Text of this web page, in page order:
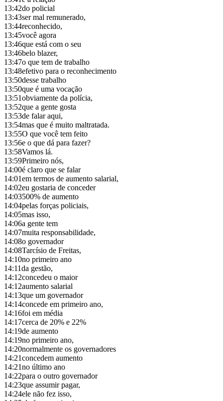
13:42do policial
13:43ser mal remunerado,
13:44reconhecido,
13:45você agora
13:46que está com o seu
13:46belo blazer,
13:47o que tem de trabalho
13:48efetivo para o reconhecimento
13:50desse trabalho
13:50que é uma vocação
13:51obviamente da polícia,
13:52que a gente gosta
13:53de falar aqui,
13:54mas que é muito maltratada.
13:55O que você tem feito
13:56e o que dá para fazer?
13:58Vamos lá.
13:59Primeiro nós,
14:00é claro que se falar
14:01em termos de aumento salarial,
14:02eu gostaria de conceder
14:03500% de aumento
14:04pelas forças policiais,
14:05mas isso,
14:06a gente tem
14:07muita responsabilidade,
14:08o governador
14:08Tarcísio de Freitas,
14:10no primeiro ano
14:11da gestão,
14:12concedeu o maior
14:12aumento salarial
14:13que um governador
14:14concede em primeiro ano,
14:16foi em média
14:17cerca de 20% e 22%
14:19de aumento
14:19no primeiro ano,
14:20normalmente os governadores
14:21concedem aumento
14:21no último ano
14:22para o outro governador
14:23que assumir pagar,
14:24ele não fez isso,